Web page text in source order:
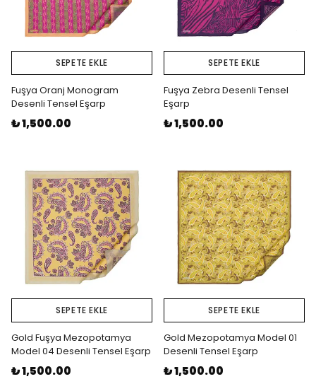
SEPETE EKLE
Fuşya Oranj Monogram
Desenli Tensel Eşarp
₺ 1,500.00
SEPETE EKLE
Fuşya Zebra Desenli Tensel
Eşarp
₺ 1,500.00
SEPETE EKLE
Gold Fuşya Mezopotamya
Model 04 Desenli Tensel Eşarp
₺ 1,500.00
SEPETE EKLE
Gold Mezopotamya Model 01
Desenli Tensel Eşarp
₺ 1,500.00